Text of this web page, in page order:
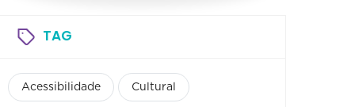
TAG
Acessibilidade Cultural